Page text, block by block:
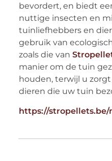
bevordert, en biedt
nuttige insecten en
tuinliefhebbers en
gebruik van
zoals die van
manier om de tuin
houden, terwijl u
dieren die uw tuin
https://